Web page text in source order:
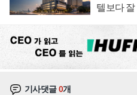
텔보다 잘
기사댓글0개